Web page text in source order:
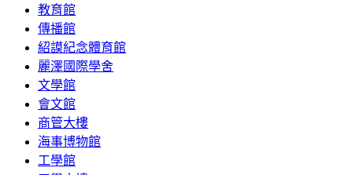
教育館
傳播館
紹謨紀念體育館
麗澤國際學舍
文學館
會文館
商管大樓
海事博物館
工學館